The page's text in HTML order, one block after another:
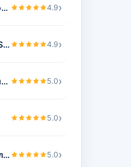
Московский инновационный университет 4.9›
Crypto Academy SoulTeam 4.9›
Романовская Гимназия 5.0›
5.0›
Trading Blog | Полунин Олег – телеграмм канал, блог по трейдингу и криптовалюте Полунина Олега. 5.0›